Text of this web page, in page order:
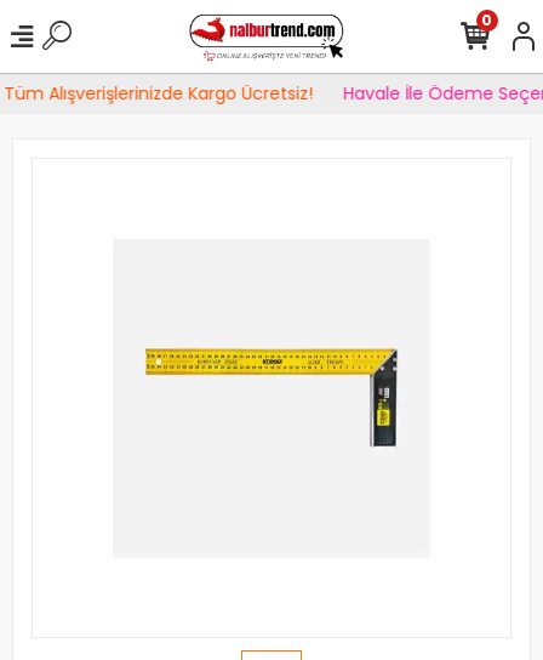
Alışverişlerinizde Kargo Ücretsiz! Havale İle Ödeme
0